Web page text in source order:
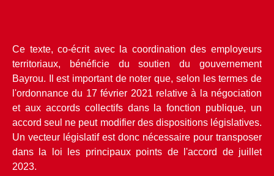
Ce texte, co-écrit avec la coordination des employeurs
territoriaux, bénéficie du soutien du gouvernement
Bayrou. Il est important de noter que, selon les termes de
l'ordonnance du 17 février 2021 relative à la négociation
et aux accords collectifs dans la fonction publique, un
accord seul ne peut modifier des dispositions législatives.
Un vecteur législatif est donc nécessaire pour transposer
dans la loi les principaux points de l'accord de juillet
2023.